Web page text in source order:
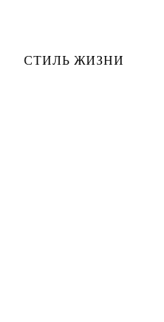
СТИЛЬ ЖИЗНИ